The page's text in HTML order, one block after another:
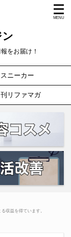
をお届け！
スニーカー
刊リファマガ
収益を得ています。